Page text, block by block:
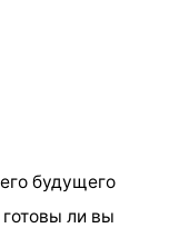
будущего
ли вы